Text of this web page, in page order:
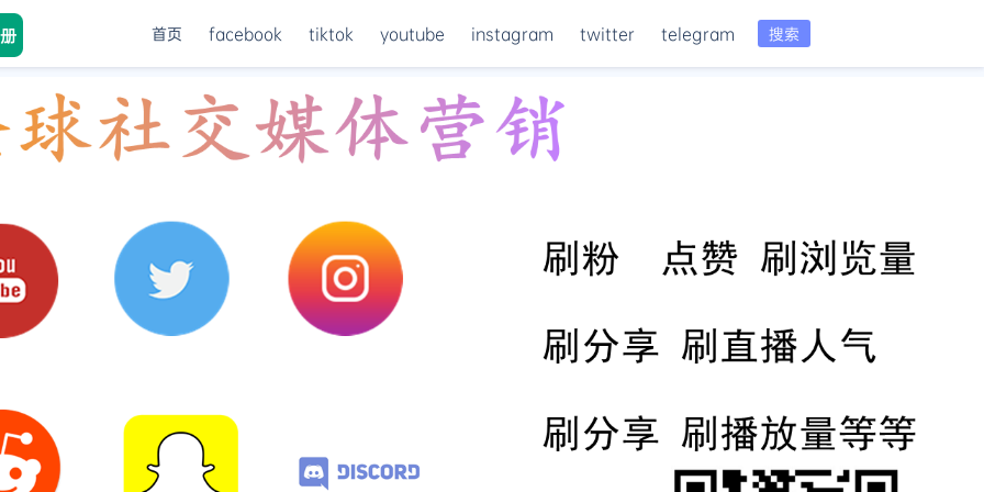
搜索
首页 facebook tiktok youtube instagram twitter telegram